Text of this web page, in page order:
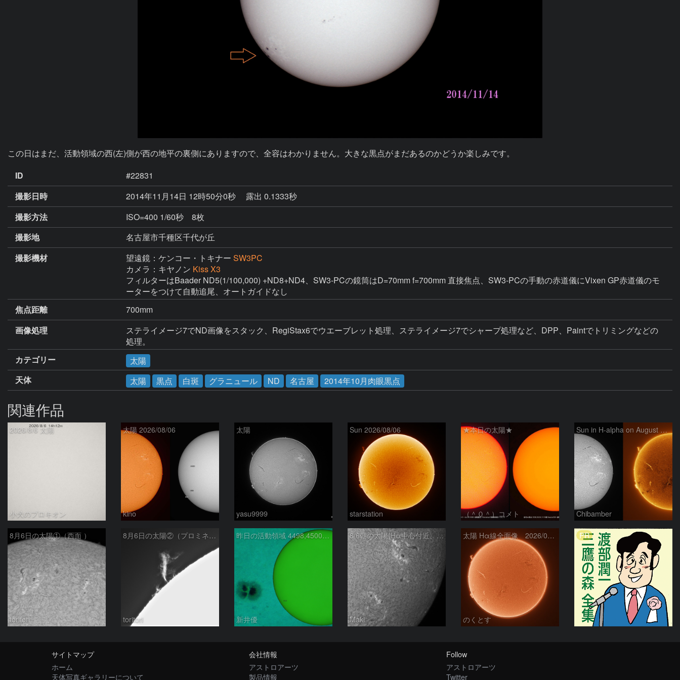
この日はまだ、活動領域の西(左)側が西の地平の裏側にありますので、全容はわかりません。大きな黒点がまだあるのかどうか楽しみです。
ID
#22831
撮影日時
2014年11月14日 12時50分0秒
露出 0.1333秒
撮影方法
ISO=400 1/60秒 8枚
撮影地
名古屋市千種区千代が丘
撮影機材
望遠鏡：ケンコー・トキナー SW3PC
カメラ：キヤノン Kiss X3
フィルターはBaader ND5(1/100,000) +ND8+ND4、SW3-PCの鏡筒はD=70mm f=700mm 直接焦点、SW3-PCの手動の赤道儀にVixen GP赤道儀のモ
ーターをつけて自動追尾、オートガイドなし
焦点距離
700mm
画像処理
ステライメージ7でND画像をスタック、RegiStax6でウエーブレット処理、ステライメージ7でシャープ処理など、DPP、Paintでトリミングなどの
処理。
カテゴリー
太陽
天体
太陽 黒点 白斑 グラニュール ND 名古屋 2014年10月肉眼黒点
関連作品
2026/8/6 太陽
小犬のプロキオン
太陽 2026/08/06
kino
太陽
yasu9999
Sun 2026/08/06
starstation
★本日の太陽★
（＾０＾）コメト
Sun in H-alpha on August 6, 2026
Chibamber
8月6日の太陽①（西面 ）
toritori
8月6日の太陽②（プロミネン北東縁 ）
toritori
昨日の活動領域 4498,4500：2026/08/05
新井優
8/6朝の太陽(Hα中心付近、4498、4502付近)
Maki
太陽 Hα線全面像 2026/08/06
のくとす
PR
サイトマップ
ホーム
天体写真ギャラリーについて
会社情報
アストロアーツ
製品情報
Follow
アストロアーツ
Twitter